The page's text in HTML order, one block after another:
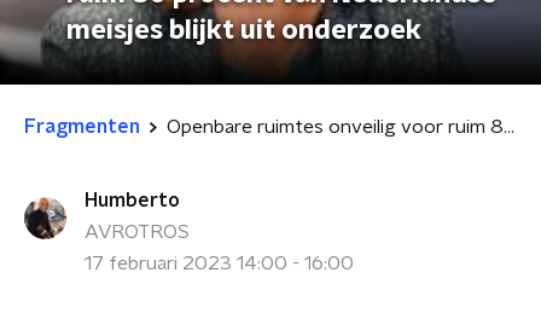
meisjes blijkt uit onderzoek
Fragmenten Openbare ruimtes onveilig voor ruim 80 procent van Nederlandse meisjes blijkt uit onderzoek
Humberto
AVROTROS
17 februari 2023 14:00 - 16:00